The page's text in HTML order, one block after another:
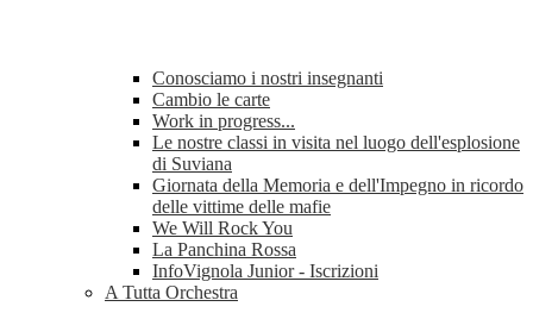
Conosciamo i nostri insegnanti
Cambio le carte
Work in progress...
Le nostre classi in visita nel luogo dell'esplosione
di Suviana
Giornata della Memoria e dell'Impegno in ricordo
delle vittime delle mafie
We Will Rock You
La Panchina Rossa
InfoVignola Junior - Iscrizioni
A Tutta Orchestra